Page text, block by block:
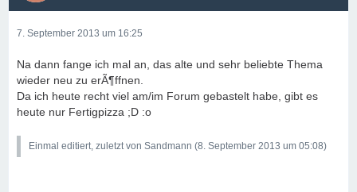
7. September 2013 um 16:25
Na dann fange ich mal an, das alte und sehr beliebte Thema
wieder neu zu erÃ¶ffnen.
Da ich heute recht viel am/im Forum gebastelt habe, gibt es
heute nur Fertigpizza ;D :o
Einmal editiert, zuletzt von Sandmann (8. September 2013 um 05:08)